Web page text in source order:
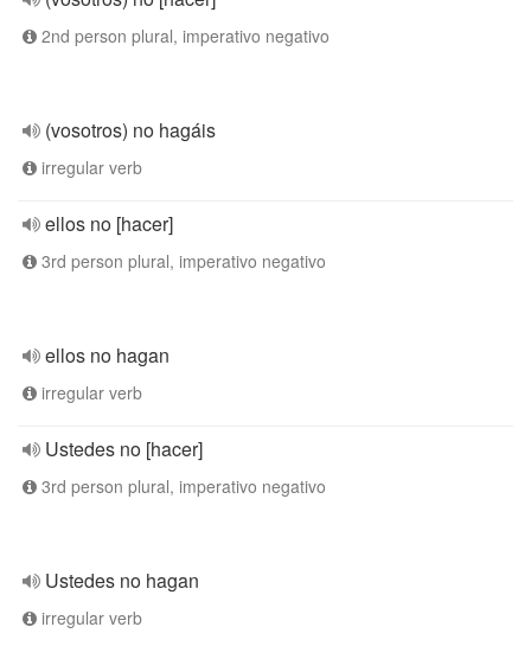
2nd person plural, imperativo negativo
(vosotros) no hagáis
irregular verb
ellos no [hacer]
3rd person plural, imperativo negativo
ellos no hagan
irregular verb
Ustedes no [hacer]
3rd person plural, imperativo negativo
Ustedes no hagan
irregular verb